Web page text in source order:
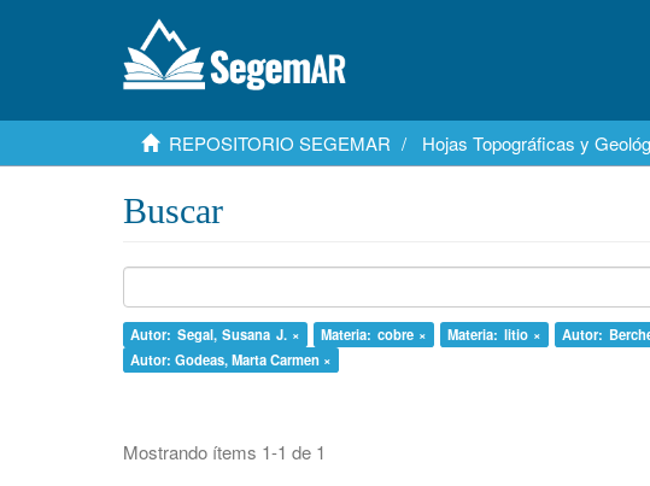
REPOSITORIO SEGEMAR Hojas Topográficas y
Buscar
Autor: Segal, Susana J. × Materia: cobre × Materia: litio × Autor:
Autor: Godeas, Marta Carmen ×
Mostrando ítems 1-1 de 1